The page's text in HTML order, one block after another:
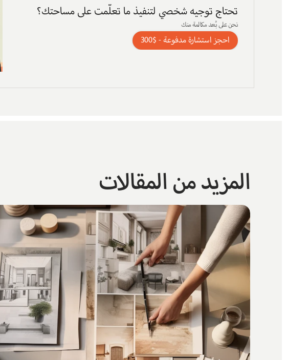
تحتاج توجيه شخصي لتنفيذ ما تعلّمت على مساحتك؟
نحن على بُعد مكالمة منك
احجز استشارة مدفوعة - $300
المزيد من المقالات